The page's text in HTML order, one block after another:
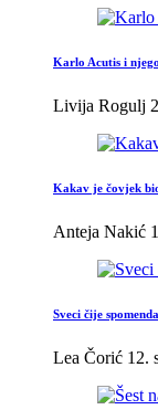
Karlo Acutis i
Livija Rogulj
Kakav je čovjek
Anteja Nakić
Sveci čije
Lea Čorić 12.